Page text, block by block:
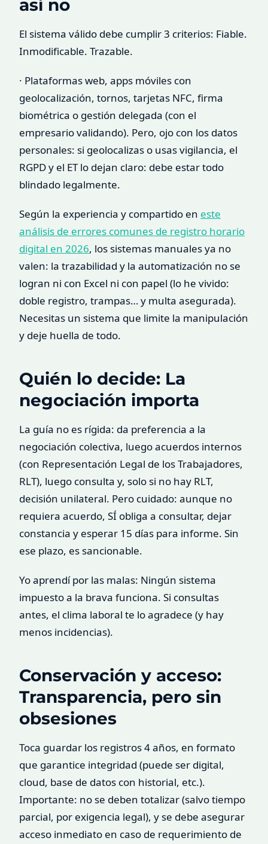
así no
El sistema válido debe cumplir 3 criterios: Fiable.
Inmodificable. Trazable.
· Plataformas web, apps móviles con
geolocalización, tornos, tarjetas NFC, firma
biométrica o gestión delegada (con el
empresario validando). Pero, ojo con los datos
personales: si geolocalizas o usas vigilancia, el
RGPD y el ET lo dejan claro: debe estar todo
blindado legalmente.
Según la experiencia y compartido en este
análisis de errores comunes de registro horario
digital en 2026, los sistemas manuales ya no
valen: la trazabilidad y la automatización no se
logran ni con Excel ni con papel (lo he vivido:
doble registro, trampas… y multa asegurada).
Necesitas un sistema que limite la manipulación
y deje huella de todo.
Quién lo decide: La
negociación importa
La guía no es rígida: da preferencia a la
negociación colectiva, luego acuerdos internos
(con Representación Legal de los Trabajadores,
RLT), luego consulta y, solo si no hay RLT,
decisión unilateral. Pero cuidado: aunque no
requiera acuerdo, SÍ obliga a consultar, dejar
constancia y esperar 15 días para informe. Sin
ese plazo, es sancionable.
Yo aprendí por las malas: Ningún sistema
impuesto a la brava funciona. Si consultas
antes, el clima laboral te lo agradece (y hay
menos incidencias).
Conservación y acceso:
Transparencia, pero sin
obsesiones
Toca guardar los registros 4 años, en formato
que garantice integridad (puede ser digital,
cloud, base de datos con historial, etc.).
Importante: no se deben totalizar (salvo tiempo
parcial, por exigencia legal), y se debe asegurar
acceso inmediato en caso de requerimiento de